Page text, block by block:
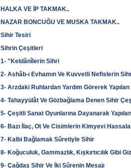
HALKA VE İP TAKMAK..
NAZAR BONCUĞU VE MUSKA TAKMAK..
Sihir Tesiri
Sihrin Çeşitleri
1- "Keldânîlerin Sihri
2- Ashâb-ı Evhamın Ve Kuvvetli Nefislerin
3- Arzdaki Ruhlardan Yardım Görerek
4- Tahayyülât Ve Gözbağlama Denen Sihir
5- Çeşitli Sanat Oyunlarına Dayanarak
6- Bazı İlaç, Ot Ve Cisimlerin Kimyevi
7- Kalbi Bağlamak Sûretiyle Sihir
8- Koğuculuk, Gammazlık, Kışkırtıcılık Gibi
9- Çağdaş Sihir Ve İki Sûrenin Mesajı